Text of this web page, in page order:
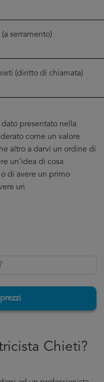
serramento)
(diritto di chiamata)
presentato nella
come un valore
altro a darvi un ordine di
un’idea di cosa
di avere un primo
un
Chieti?